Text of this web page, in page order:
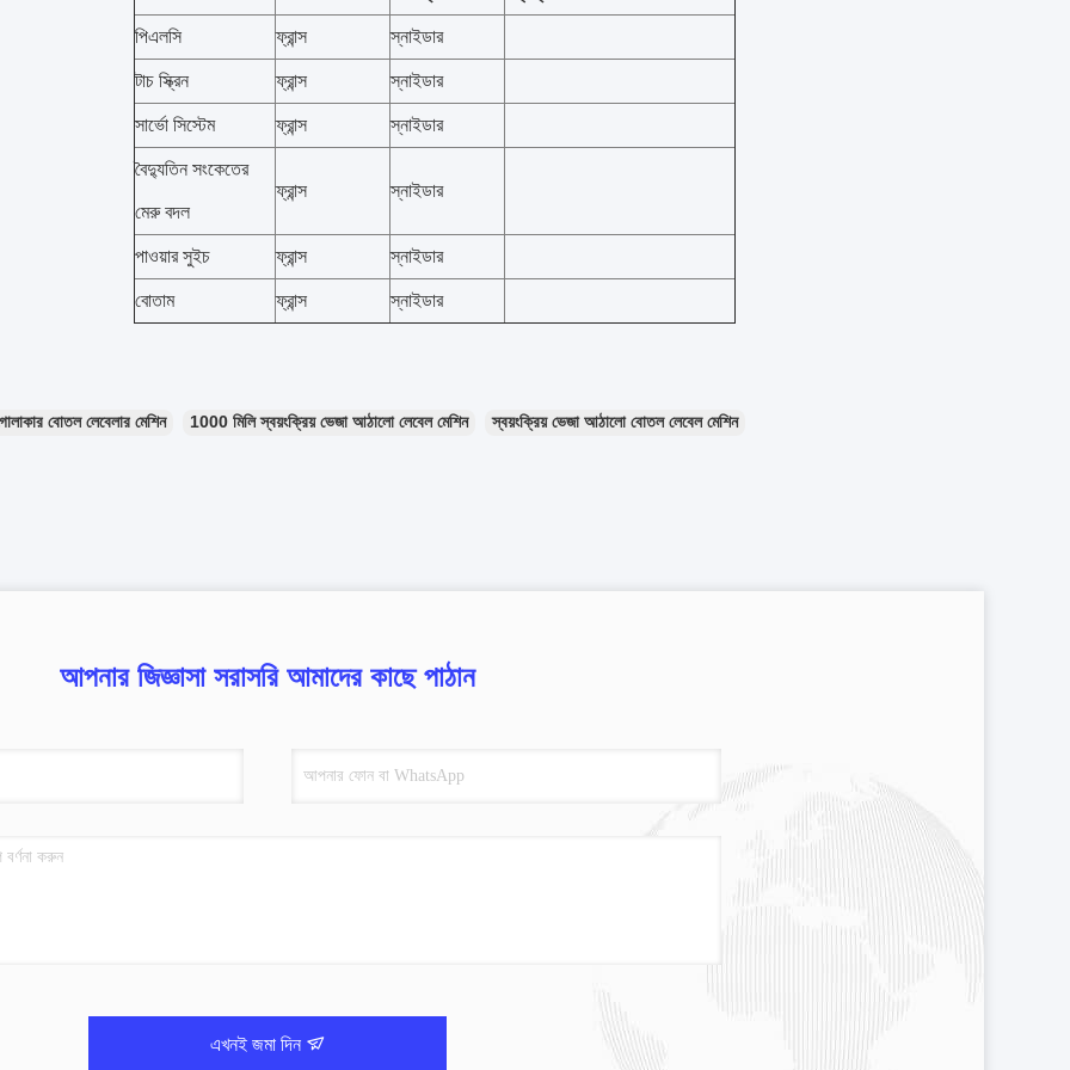
পিএলসি ফ্রান্স স্নাইডার
টাচ স্ক্রিন ফ্রান্স স্নাইডার
সার্ভো সিস্টেম ফ্রান্স স্নাইডার
বৈদ্যুতিন সংকেতের
মেরু বদল
ফ্রান্স স্নাইডার
পাওয়ার সুইচ ফ্রান্স স্নাইডার
বোতাম ফ্রান্স স্নাইডার
বোতল লেবেলার মেশিন 1000 মিলি স্বয়ংক্রিয় ভেজা আঠালো লেবেল মেশিন স্বয়ংক্রিয় ভেজা আঠালো বোতল লেবেল মেশিন
আপনার জিজ্ঞাসা সরাসরি আমাদের কাছে পাঠান
এখনই জমা দিন